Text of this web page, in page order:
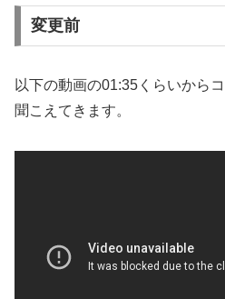
変更前
以下の動画の01:35くらいから
聞こえてきます。